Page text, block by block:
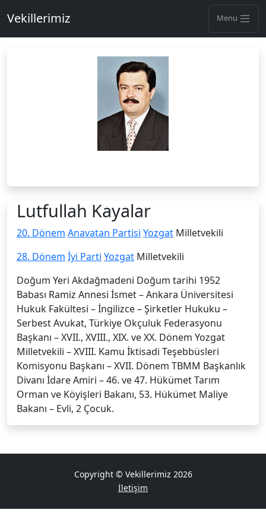
Vekillerimiz Menu
Lutfullah Kayalar
20. Dönem Anavatan Partisi Yozgat Milletvekili
28. Dönem İyi Parti Yozgat Milletvekili
Doğum Yeri Akdağmadeni Doğum tarihi 1952
Babası Ramiz Annesi İsmet – Ankara Üniversitesi
Hukuk Fakültesi – İngilizce – Şirketler Hukuku –
Serbest Avukat, Türkiye Okçuluk Federasyonu
Başkanı – XVII., XVIII., XIX. ve XX. Dönem Yozgat
Milletvekili – XVIII. Kamu İktisadi Teşebbüsleri
Komisyonu Başkanı – XVII. Dönem TBMM Başkanlık
Divanı İdare Amiri – 46. ve 47. Hükümet Tarım
Orman ve Köyişleri Bakanı, 53. Hükümet Maliye
Bakanı – Evli, 2 Çocuk.
Copyright © Vekillerimiz 2026
İletişim